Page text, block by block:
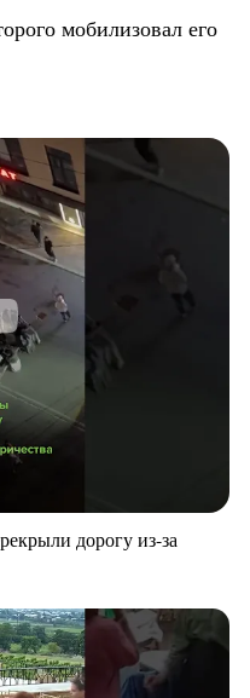
мобилизовал его
дорогу из-за